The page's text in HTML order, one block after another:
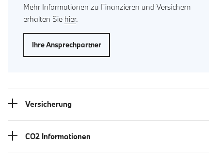
Mehr Informationen zu Finanzieren und Versichern
erhalten Sie hier.
Ihre Ansprechpartner
Versicherung
CO2 Informationen